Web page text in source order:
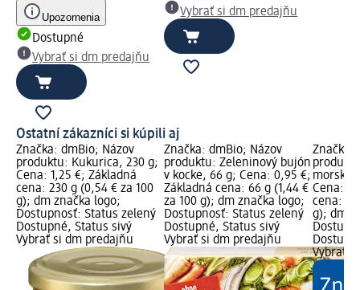
Upozornenia
Dostupné
Vybrať si dm predajňu
Vybrať si dm predajňu
Ostatní zákazníci si kúpili aj
Značka: dmBio; Názov
produktu: Kukurica, 230 g;
Cena: 1,25 €; Základná
cena: 230 g (0,54 € za 100
g); dm značka logo;
Dostupnosť: Status zelený
Dostupné, Status sivý
Vybrať si dm predajňu
Značka: dmBio; Názov
produktu: Zeleninový bujón
v kocke, 66 g; Cena: 0,95 €;
Základná cena: 66 g (1,44 €
za 100 g); dm značka logo;
Dostupnosť: Status zelený
Dostupné, Status sivý
Vybrať si dm predajňu
Značka:
Cena:
cena:
g); dm
Vybrať